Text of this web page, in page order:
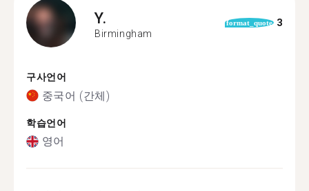
Y.
Birmingham
format_quote 3
구사언어
중국어 (간체)
학습언어
영어